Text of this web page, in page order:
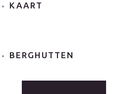
KAART
BERGHUTTEN